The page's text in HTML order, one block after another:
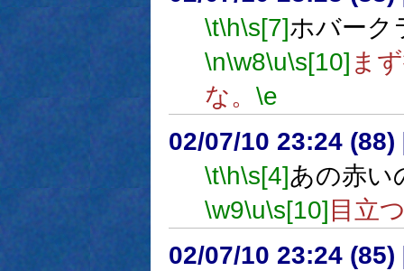
\t\h\s[7]ホバーク
\n\w8\u\s[10] ま
な。 \e
02/07/10 23:24 (88)
\t\h\s[4]あの赤い
\w9\u\s[10] 目立
02/07/10 23:24 (85)